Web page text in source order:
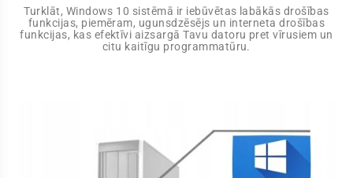
Turklāt, Windows 10 sistēmā ir iebūvētas labākās drošības
funkcijas, piemēram, ugunsdzēsējs un interneta drošības
funkcijas, kas efektīvi aizsargā Tavu datoru pret vīrusiem un
citu kaitīgu programmatūru.